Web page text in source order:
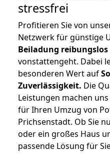
stressfrei
Profitieren Sie von
Netzwerk für günstige
Beiladung
vonstattengeht. Dabei
besonderen Wert auf
Zuverlässigkeit. Die
Leistungen machen
für Ihren Umzug von
Prichsenstadt. Ob Sie
oder ein großes Haus
passende Lösung für